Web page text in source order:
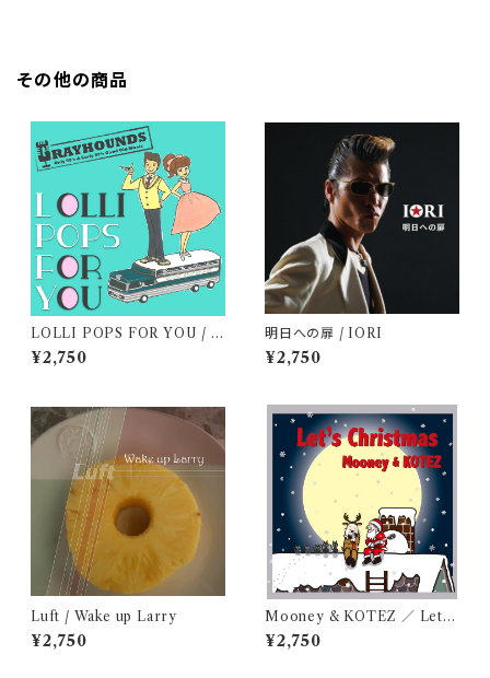
その他の商品
LOLLI POPS FOR YOU / G
RAYHOUNDS
¥2,750
明日への扉 / IORI
¥2,750
Luft / Wake up Larry
¥2,750
Mooney & KOTEZ ／ Let’s
Christmas
¥2,750